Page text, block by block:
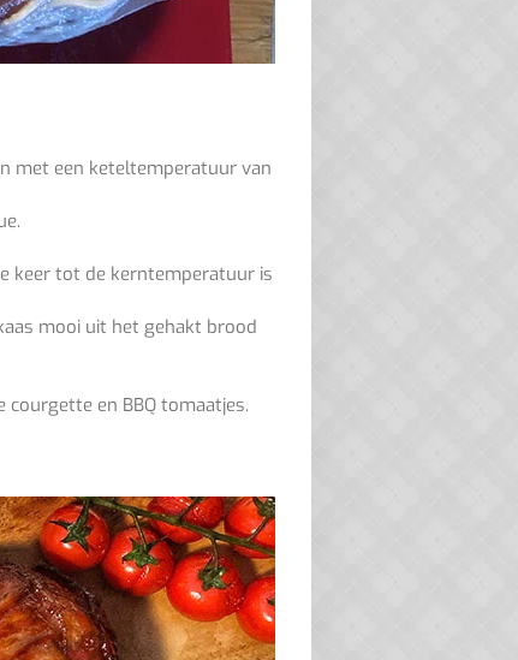
met een keteltemperatuur van
keer tot de kerntemperatuur is
mooi uit het gehakt brood
en BBQ tomaatjes.